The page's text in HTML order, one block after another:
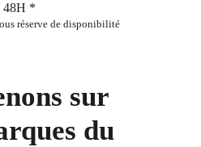
48H *
réserve de disponibilité
sur
du